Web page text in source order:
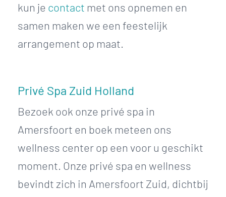
kun je contact met ons opnemen en
samen maken we een feestelijk
arrangement op maat.
Privé Spa Zuid Holland
Bezoek ook onze privé spa in
Amersfoort en boek meteen ons
wellness center op een voor u geschikt
moment. Onze privé spa en wellness
bevindt zich in Amersfoort Zuid, dichtbij